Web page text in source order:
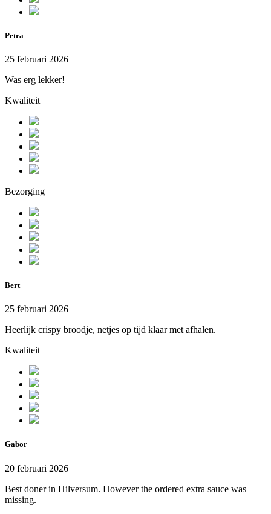
Petra
25 februari 2026
Was erg lekker!
Kwaliteit
Bezorging
Bert
25 februari 2026
Heerlijk crispy broodje, netjes op tijd klaar met afhalen.
Kwaliteit
Gabor
20 februari 2026
Best doner in Hilversum. However the ordered extra sauce was
missing.